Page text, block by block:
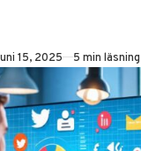
15, 2025 5 min läsning